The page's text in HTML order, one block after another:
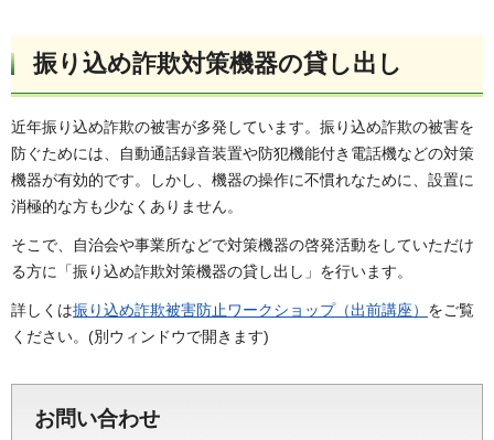
振り込め詐欺対策機器の貸し出し
近年振り込め詐欺の被害が多発しています。振り込め詐欺の被害を
防ぐためには、自動通話録音装置や防犯機能付き電話機などの対策
機器が有効的です。しかし、機器の操作に不慣れなために、設置に
消極的な方も少なくありません。
そこで、自治会や事業所などで対策機器の啓発活動をしていただけ
る方に「振り込め詐欺対策機器の貸し出し」を行います。
詳しくは振り込め詐欺被害防止ワークショップ（出前講座） をご覧
ください。(別ウィンドウで開きます)
お問い合わせ